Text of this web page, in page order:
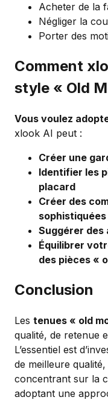
Acheter de la
Négliger la
Porter des
Comment
style « Old
Vous voulez
xlook AI peut :
Créer une
Identifier les
placard
Créer des
sophistiquées
Suggérer des
Équilibrer
des pièces «
Conclusion
Les tenues « old
qualité, de retenue
L’essentiel est
de meilleure
concentrant sur la
adoptant une